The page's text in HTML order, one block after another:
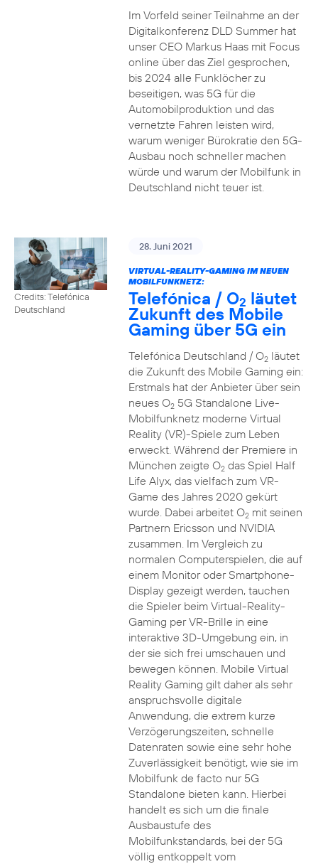
Im Vorfeld seiner Teilnahme an der
Digitalkonferenz DLD Summer hat
unser CEO Markus Haas mit Focus
online über das Ziel gesprochen,
bis 2024 alle Funklöcher zu
beseitigen, was 5G für die
Automobilproduktion und das
vernetzte Fahren leisten wird,
warum weniger Bürokratie den 5G-
Ausbau noch schneller machen
würde und warum der Mobilfunk in
Deutschland nicht teuer ist.
Credits: Telefónica
Deutschland
28. Juni 2021
VIRTUAL-REALITY-GAMING IM NEUEN
MOBILFUNKNETZ:
Telefónica / O2 läutet
Zukunft des Mobile
Gaming über 5G ein
Telefónica Deutschland / O2läutet
die Zukunft des Mobile Gaming ein:
Erstmals hat der Anbieter über sein
neues O25G Standalone Live-
Mobilfunknetz moderne Virtual
Reality (VR)-Spiele zum Leben
erweckt. Während der Premiere in
München zeigte O2das Spiel Half
Life Alyx, das vielfach zum VR-
Game des Jahres 2020 gekürt
wurde. Dabei arbeitet O2mit seinen
Partnern Ericsson und NVIDIA
zusammen. Im Vergleich zu
normalen Computerspielen, die auf
einem Monitor oder Smartphone-
Display gezeigt werden, tauchen
die Spieler beim Virtual-Reality-
Gaming per VR-Brille in eine
interaktive 3D-Umgebung ein, in
der sie sich frei umschauen und
bewegen können. Mobile Virtual
Reality Gaming gilt daher als sehr
anspruchsvolle digitale
Anwendung, die extrem kurze
Verzögerungszeiten, schnelle
Datenraten sowie eine sehr hohe
Zuverlässigkeit benötigt, wie sie im
Mobilfunk de facto nur 5G
Standalone bieten kann. Hierbei
handelt es sich um die finale
Ausbaustufe des
Mobilfunkstandards, bei der 5G
völlig entkoppelt vom